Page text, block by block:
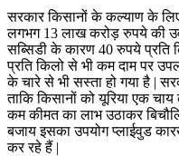
सरकार किसानों के कल्याण के लिए
लगभग 13 लाख करोड़ रुपये की
सब्सिडी के कारण 40 रुपये प्रति
प्रति किलो से भी कम दाम पर
के चारे से भी सस्ता हो गया है |
ताकि किसानों को यूरिया एक
कम कीमत का लाभ उठाकर
बजाय इसका उपयोग प्लाईवुड
कर रहे हैं |